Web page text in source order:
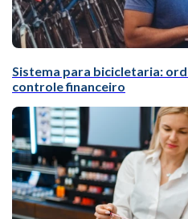
Sistema para bicicletaria:
controle financeiro